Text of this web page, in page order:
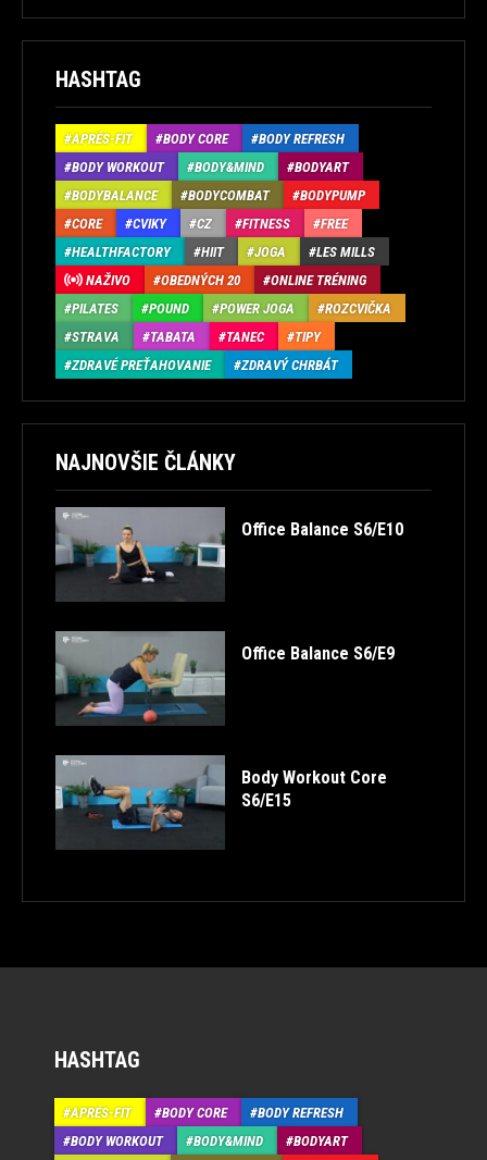
HASHTAG
APRÉS-FIT BODY CORE
BODY REFRESH
BODY WORKOUT
BODY&MIND
BODYART
BODYBALANCE
BODYCOMBAT
BODYPUMP
CORE
CVIKY CZ FITNESS
FREE
HEALTHFACTORY
HIIT JOGA
LES MILLS
NAŽIVO
OBEDNÝCH 20
ONLINE TRÉNING
PILATES
POUND POWER JOGA
ROZCVIČKA
STRAVA
TABATA TANEC
TIPY
ZDRAVÉ PREŤAHOVANIE
ZDRAVÝ CHRBÁT
NAJNOVŠIE ČLÁNKY
Office Balance S6/E10
Office Balance S6/E9
Body Workout Core
S6/E15
HASHTAG
APRÉS-FIT BODY CORE
BODY REFRESH
BODY WORKOUT
BODY&MIND
BODYART